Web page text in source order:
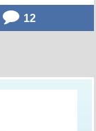
12